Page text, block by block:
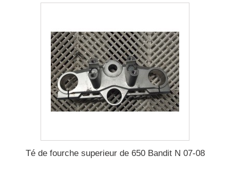
Té de fourche superieur de 650 Bandit N 07-08